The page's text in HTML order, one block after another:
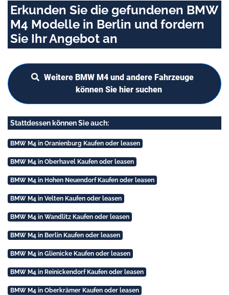
Erkunden Sie die gefundenen BMW
M4 Modelle in Berlin und fordern
Sie Ihr Angebot an
Weitere BMW M4 und andere Fahrzeuge
können Sie hier suchen
Stattdessen können Sie auch:
BMW M4 in Oranienburg Kaufen oder leasen
BMW M4 in Oberhavel Kaufen oder leasen
BMW M4 in Hohen Neuendorf Kaufen oder leasen
BMW M4 in Velten Kaufen oder leasen
BMW M4 in Wandlitz Kaufen oder leasen
BMW M4 in Berlin Kaufen oder leasen
BMW M4 in Glienicke Kaufen oder leasen
BMW M4 in Reinickendorf Kaufen oder leasen
BMW M4 in Oberkrämer Kaufen oder leasen